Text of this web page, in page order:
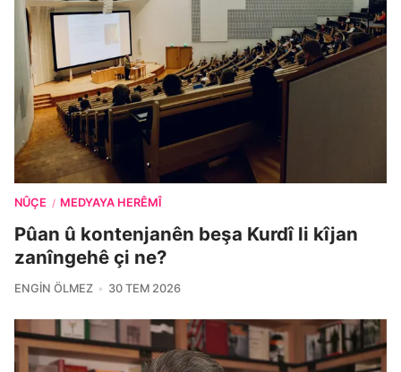
NÛÇE / MEDYAYA HERÊMÎ
Pûan û kontenjanên beşa Kurdî li kîjan
zanîngehê çi ne?
ENGIN ÖLMEZ 30 TEM 2026